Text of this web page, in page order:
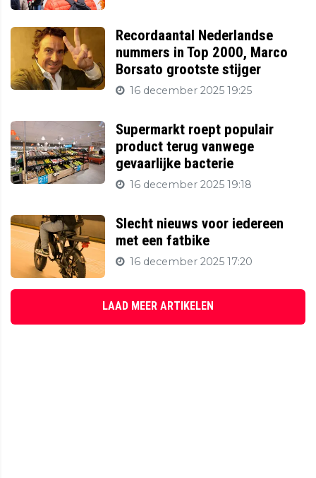
Recordaantal Nederlandse
nummers in Top 2000, Marco
Borsato grootste stijger
16 december 2025 19:25
Supermarkt roept populair
product terug vanwege
gevaarlijke bacterie
16 december 2025 19:18
Slecht nieuws voor iedereen
met een fatbike
16 december 2025 17:20
LAAD MEER ARTIKELEN